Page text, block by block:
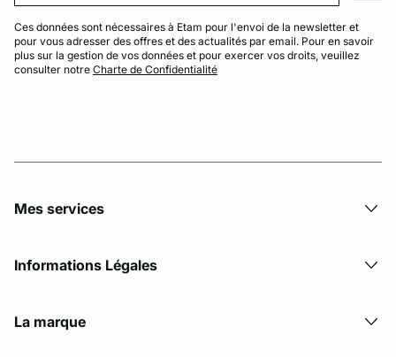
Ces données sont nécessaires à Etam pour l'envoi de la newsletter et
pour vous adresser des offres et des actualités par email. Pour en savoir
plus sur la gestion de vos données et pour exercer vos droits, veuillez
consulter notre Charte de Confidentialité
Mes services
Informations Légales
La marque